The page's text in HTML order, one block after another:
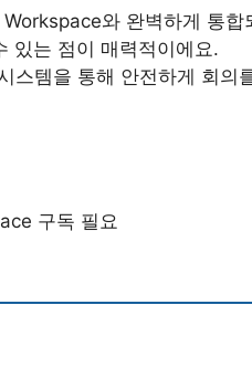
와 완벽하게 통합
있는 점이 매력적이에요.
스템을 통해 안전하게 회의
구독 필요